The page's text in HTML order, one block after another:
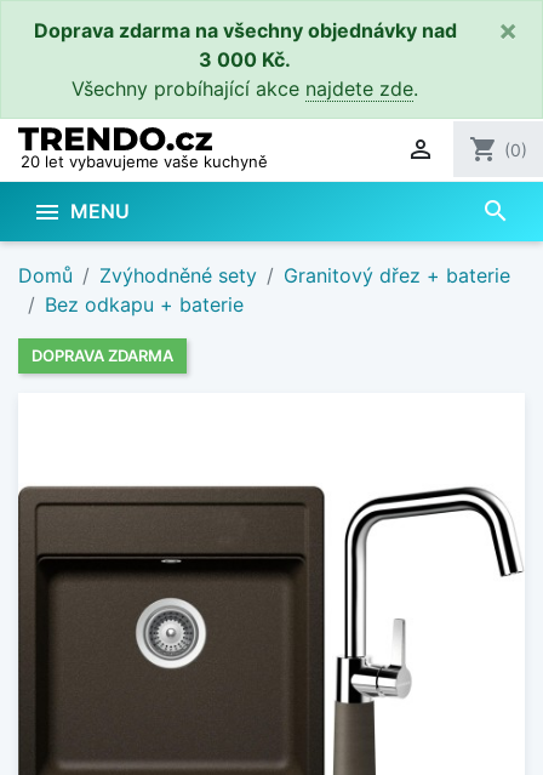
Doprava zdarma na všechny objednávky nad
3 000 Kč.
Všechny probíhající akce najdete zde.
×
20 let vybavujeme vaše kuchyně  shopping_cart (0)
 MENU search
Domů Zvýhodněné sety
Granitový dřez + baterie
Bez odkapu + baterie
DOPRAVA ZDARMA